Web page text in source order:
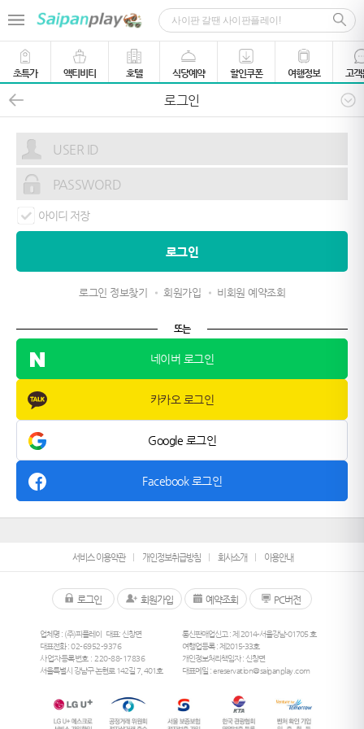
초특가 액티비티 호텔 식당예약 할인쿠폰 여행정보 고객
로그인
아이디 저장
로그인 정보찾기 회원가입 비회원 예약조회
또는
네이버 로그인
카카오 로그인
Google 로그인
Facebook 로그인
서비스 이용약관 개인정보취급방침 회사소개 이용안내
로그인 회원가입 예약조회 PC버전
업체명 : (주)피플레이
대표: 신창면
대표전화 :02-6952-9376
사업자등록번호 : 220-88-17836
서울특별시 강남구 논현로 142길 7, 401호
통신판매업신고 : 제 2014-서울강남-01705 호
여행업등록 : 제2015-33호
개인정보처리책임자 : 신창면
대표메일 :ereservation@saipanplay.com